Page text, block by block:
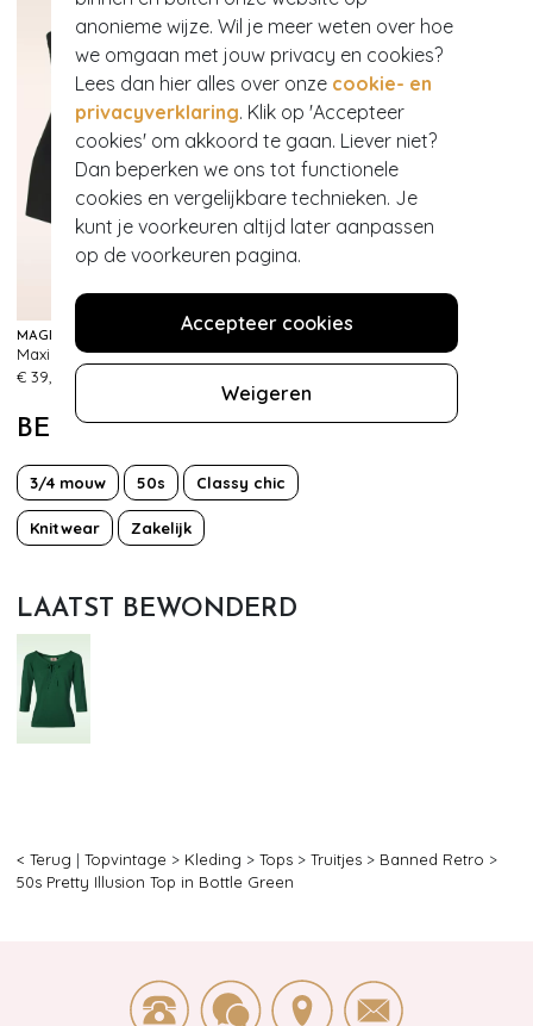
anonieme wijze. Wil je meer weten over hoe
we omgaan met jouw privacy en cookies?
Lees dan hier alles over onze cookie- en
privacyverklaring. Klik op 'Accepteer
cookies' om akkoord te gaan. Liever niet?
Dan beperken we ons tot functionele
cookies en vergelijkbare technieken. Je
kunt je voorkeuren altijd later aanpassen
op de voorkeuren pagina.
Accepteer cookies
Weigeren
MAGIC BODYFASHION
Maxi sexy hoge slip in zwart
€ 39,95
576
Topvintage exclusive ~ Sheila swingrok in zwart
999+
BEKIJK MEER VAN
3/4 mouw 50s Classy chic
Knitwear Zakelijk
LAATST BEWONDERD
< Terug | Topvintage > Kleding > Tops > Truitjes > Banned Retro >
50s Pretty Illusion Top in Bottle Green